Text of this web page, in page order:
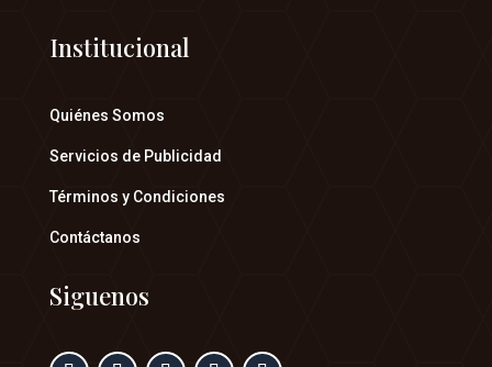
Institucional
Quiénes Somos
Servicios de Publicidad
Términos y Condiciones
Contáctanos
Siguenos